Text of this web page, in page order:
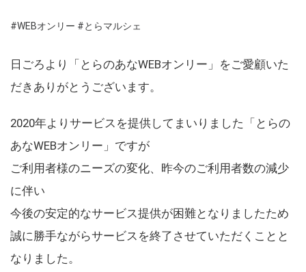
#WEBオンリー #とらマルシェ
日ごろより「とらのあなWEBオンリー」をご愛顧いた
だきありがとうございます。
2020年よりサービスを提供してまいりました「とらの
あなWEBオンリー」ですが
ご利用者様のニーズの変化、昨今のご利用者数の減少
に伴い
今後の安定的なサービス提供が困難となりましたため
誠に勝手ながらサービスを終了させていただくことと
なりました。